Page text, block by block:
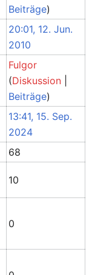
Beiträge)
20:01, 12. Jun.
2010
Fulgor
(Diskussion
Beiträge)
13:41, 15. Sep.
2024
68
10
0